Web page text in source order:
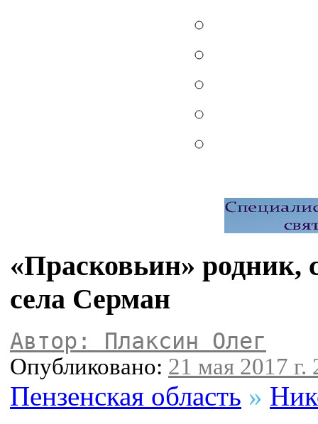
«Прасковьин»
села Серман
Автор: Плаксин Олег
Опубликовано: 21 мая 2017 г.
Пензенская область »